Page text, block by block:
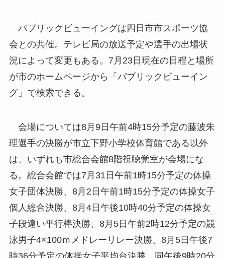
パブリックビューイングは四日市市スポーツ協
会との共催。テレビ局の放送予定や選手の出場状
況によって変更もある。7月23日現在の日程と場所
が市のホームページから「パブリックビューイン
グ」で検索できる。
会場については8月9日午前4時15分予定の藤波朱
理選手の決勝が市立下野小学校体育館である以外
は、いずれも市総合会館8階視聴覚室が会場にな
る。総合会館では7月31日午前1時15分予定の体操
女子団体決勝、8月2日午前1時15分予定の体操女子
個人総合決勝、8月4日午後10時40分予定の体操女
子段違い平行棒決勝、8月5日午前2時12分予定の競
泳男子4×100ｍメドレーリレー決勝、8月5日午後7